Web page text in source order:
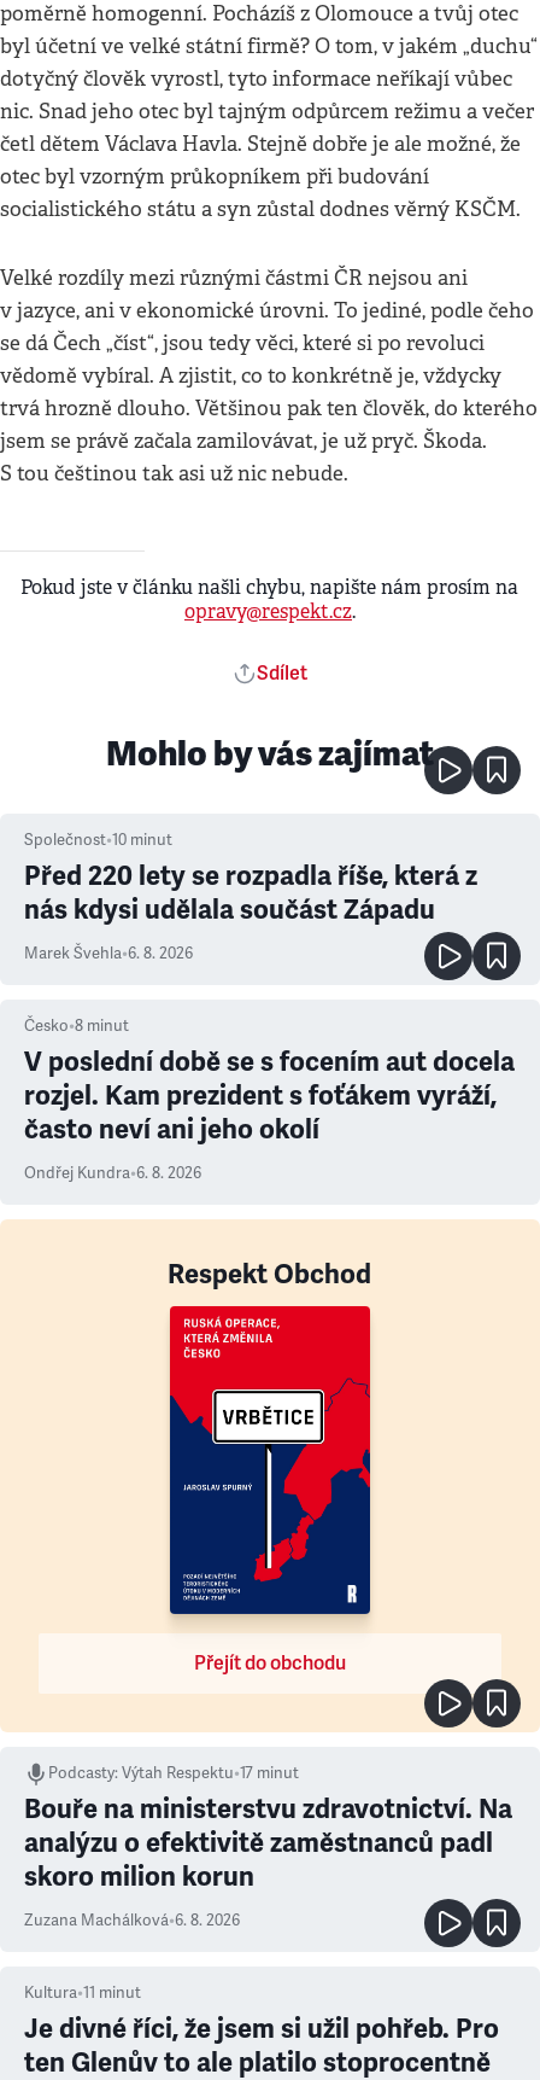
poměrně homogenní. Pocházíš z Olomouce a tvůj otec
byl účetní ve velké státní firmě? O tom, v jakém „duchu“
dotyčný člověk vyrostl, tyto informace neříkají vůbec
nic. Snad jeho otec byl tajným odpůrcem režimu a večer
četl dětem Václava Havla. Stejně dobře je ale možné, že
otec byl vzorným průkopníkem při budování
socialistického státu a syn zůstal dodnes věrný KSČM.
Velké rozdíly mezi různými částmi ČR nejsou ani
v jazyce, ani v ekonomické úrovni. To jediné, podle čeho
se dá Čech „číst“, jsou tedy věci, které si po revoluci
vědomě vybíral. A zjistit, co to konkrétně je, vždycky
trvá hrozně dlouho. Většinou pak ten člověk, do kterého
jsem se právě začala zamilovávat, je už pryč. Škoda.
S tou češtinou tak asi už nic nebude.
Pokud jste v článku našli chybu, napište nám prosím na
opravy@respekt.cz.
Sdílet
Mohlo by vás zajímat
Společnost•10 minut
Před 220 lety se rozpadla říše, která z
nás kdysi udělala součást Západu
Marek Švehla•6. 8. 2026
Česko•8 minut
V poslední době se s focením aut docela
rozjel. Kam prezident s foťákem vyráží,
často neví ani jeho okolí
Ondřej Kundra•6. 8. 2026
Respekt Obchod
Přejít do obchodu
Podcasty:Výtah Respektu•17 minut
Bouře na ministerstvu zdravotnictví. Na
analýzu o efektivitě zaměstnanců padl
skoro milion korun
Zuzana Machálková•6. 8. 2026
Kultura•11 minut
Je divné říci, že jsem si užil pohřeb. Pro
ten Glenův to ale platilo stoprocentně